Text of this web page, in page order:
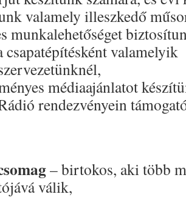
valamely illeszkedő
munkalehetőséget
csapatépítésként valamelyik
médiaajánlatot
rendezvényein
– birtokos, aki több
válik,